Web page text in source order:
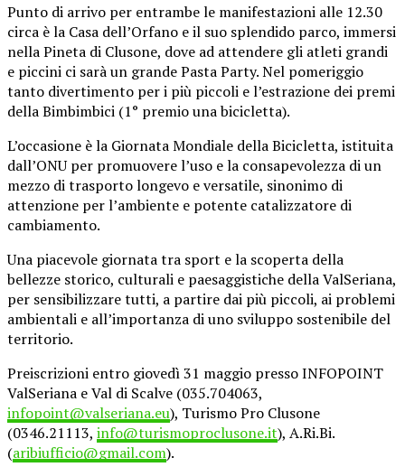
Punto di arrivo per entrambe le manifestazioni alle 12.30
circa è la Casa dell’Orfano e il suo splendido parco, immersi
nella Pineta di Clusone, dove ad attendere gli atleti grandi
e piccini ci sarà un grande Pasta Party. Nel pomeriggio
tanto divertimento per i più piccoli e l’estrazione dei premi
della Bimbimbici (1° premio una bicicletta).
L’occasione è la Giornata Mondiale della Bicicletta, istituita
dall’ONU per promuovere l’uso e la consapevolezza di un
mezzo di trasporto longevo e versatile, sinonimo di
attenzione per l’ambiente e potente catalizzatore di
cambiamento.
Una piacevole giornata tra sport e la scoperta della
bellezze storico, culturali e paesaggistiche della ValSeriana,
per sensibilizzare tutti, a partire dai più piccoli, ai problemi
ambientali e all’importanza di uno sviluppo sostenibile del
territorio.
Preiscrizioni entro giovedì 31 maggio presso INFOPOINT
ValSeriana e Val di Scalve (035.704063,
infopoint@valseriana.eu), Turismo Pro Clusone
(0346.21113, info@turismoproclusone.it), A.Ri.Bi.
(aribiufficio@gmail.com).